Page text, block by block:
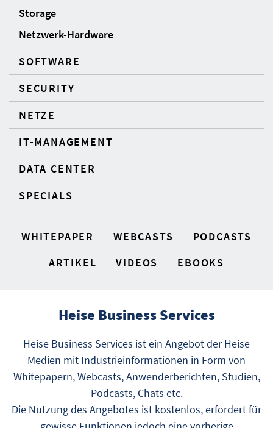
Storage
Netzwerk-Hardware
SOFTWARE
SECURITY
NETZE
IT-MANAGEMENT
DATA CENTER
SPECIALS
WHITEPAPER WEBCASTS
PODCASTS
ARTIKEL
VIDEOS EBOOKS
Heise Business Services
Heise Business Services ist ein Angebot der Heise
Medien mit Industrieinformationen in Form von
Whitepapern, Webcasts, Anwenderberichten, Studien,
Podcasts, Chats etc.
Die Nutzung des Angebotes ist kostenlos, erfordert für